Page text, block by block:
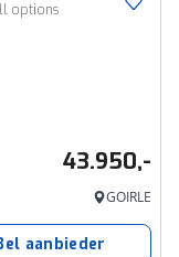
options
43.950,-
GOIRLE
aanbieder